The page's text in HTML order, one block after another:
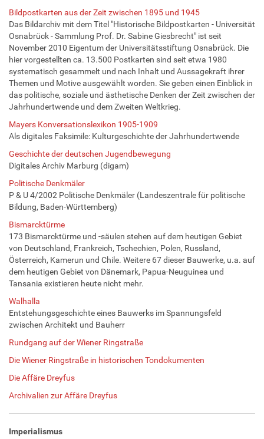
Bildpostkarten aus der Zeit zwischen 1895 und 1945
Das Bildarchiv mit dem Titel "Historische Bildpostkarten - Universität
Osnabrück - Sammlung Prof. Dr. Sabine Giesbrecht" ist seit
November 2010 Eigentum der Universitätsstiftung Osnabrück. Die
hier vorgestellten ca. 13.500 Postkarten sind seit etwa 1980
systematisch gesammelt und nach Inhalt und Aussagekraft ihrer
Themen und Motive ausgewählt worden. Sie geben einen Einblick in
das politische, soziale und ästhetische Denken der Zeit zwischen der
Jahrhundertwende und dem Zweiten Weltkrieg.
Mayers Konversationslexikon 1905-1909
Als digitales Faksimile: Kulturgeschichte der Jahrhundertwende
Geschichte der deutschen Jugendbewegung
Digitales Archiv Marburg (digam)
Politische Denkmäler
P & U 4/2002 Politische Denkmäler (Landeszentrale für politische
Bildung, Baden-Württemberg)
Bismarcktürme
173 Bismarcktürme und -säulen stehen auf dem heutigen Gebiet
von Deutschland, Frankreich, Tschechien, Polen, Russland,
Österreich, Kamerun und Chile. Weitere 67 dieser Bauwerke, u.a. auf
dem heutigen Gebiet von Dänemark, Papua-Neuguinea und
Tansania existieren heute nicht mehr.
Walhalla
Entstehungsgeschichte eines Bauwerks im Spannungsfeld
zwischen Architekt und Bauherr
Rundgang auf der Wiener Ringstraße
Die Wiener Ringstraße in historischen Tondokumenten
Die Affäre Dreyfus
Archivalien zur Affäre Dreyfus
Imperialismus